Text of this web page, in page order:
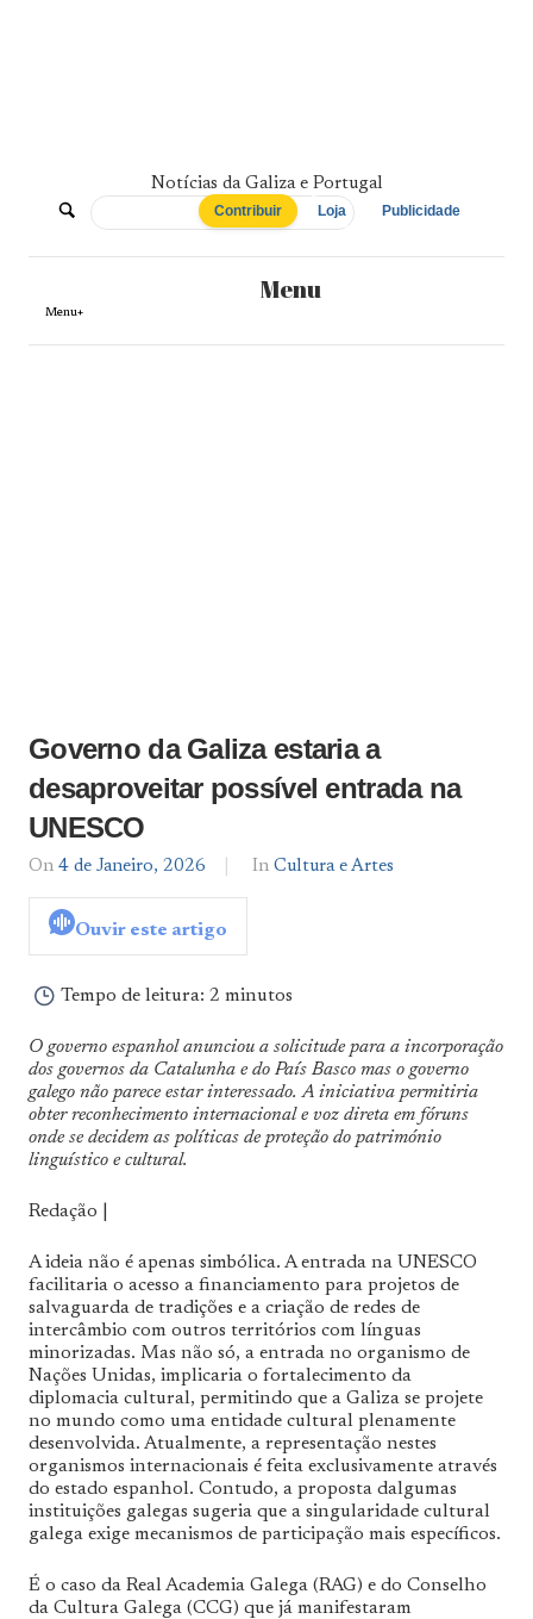
De
Norte
a
Notícias da Galiza e Portugal
Contribuir Loja Publicidade
Menu
Menu+
Governo da Galiza estaria a
desaproveitar possível entrada na
UNESCO
On 4 de Janeiro, 2026
By
In Cultura e Artes
Ouvir este artigo
Tempo de leitura: 2 minutos
O governo espanhol anunciou a solicitude para a incorporação
dos governos da Catalunha e do País Basco mas o governo
galego não parece estar interessado. A iniciativa permitiria
obter reconhecimento internacional e voz direta em fóruns
onde se decidem as políticas de proteção do património
linguístico e cultural.
Redação |
A ideia não é apenas simbólica. A entrada na UNESCO
facilitaria o acesso a financiamento para projetos de
salvaguarda de tradições e a criação de redes de
intercâmbio com outros territórios com línguas
minorizadas. Mas não só, a entrada no organismo de
Nações Unidas, implicaria o fortalecimento da
diplomacia cultural, permitindo que a Galiza se projete
no mundo como uma entidade cultural plenamente
desenvolvida. Atualmente, a representação nestes
organismos internacionais é feita exclusivamente através
do estado espanhol. Contudo, a proposta dalgumas
instituições galegas sugeria que a singularidade cultural
galega exige mecanismos de participação mais específicos.
É o caso da Real Academia Galega (RAG) e do Conselho
da Cultura Galega (CCG) que já manifestaram